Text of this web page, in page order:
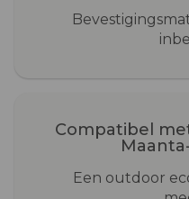
Compatibel
Een outdoor